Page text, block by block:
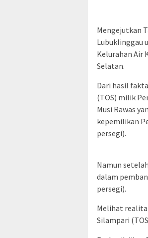
Mengejutkan
Lubuklinggau
Kelurahan Air
Selatan.
Dari hasil
(TOS) milik
Musi Rawas
kepemilikan
persegi).
Namun
dalam
persegi).
Melihat realita
Silampari